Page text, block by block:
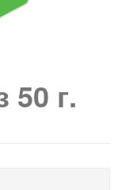
50 г.